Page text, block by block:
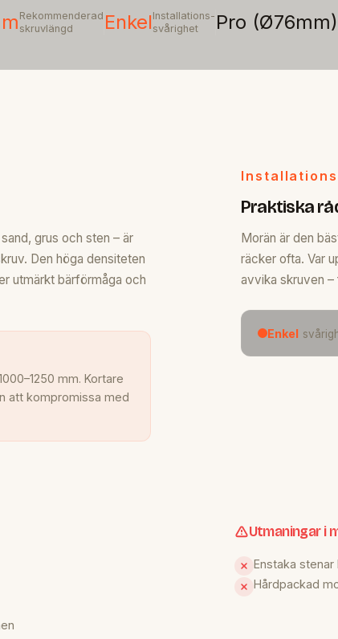
Rekommenderad
skruvlängd
EnkelInstallations-
svårighet
Pro (Ø76mm)
grus och sten – är
Den höga densiteten
utmärkt bärförmåga och
mm. Kortare
att kompromissa med
Praktiska
Morän är den
räcker ofta. Var
avvika skruven
Enkel
Utmaningar i
Enstaka
Hårdpackad